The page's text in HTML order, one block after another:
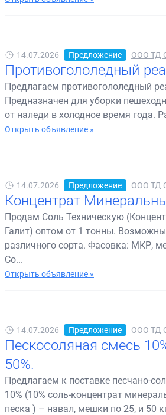
14.07.2026 Предложение ООО ТД
Противогололедный
Предлагаем противогололедный
Предназначен для уборки
от наледи в холодное время года.
Открыть объявление »
14.07.2026 Предложение ООО ТД
Концентрат
Продам Соль Техническую
Галит) оптом от 1 тонны.
различного сорта. Фасовка: МКР,
Со...
Открыть объявление »
14.07.2026 Предложение ООО ТД
Пескосоляная смесь
50%.
Предлагаем к поставке песчано-
10% (10% соль-концентрат
песка ) – навал, мешки по 25, и 50